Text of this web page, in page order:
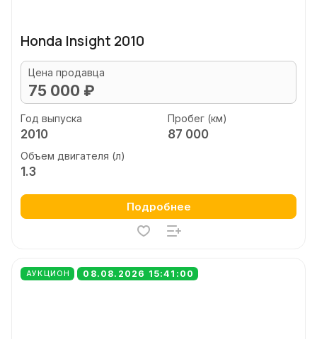
Honda Insight 2010
Цена продавца
75 000 ₽
Год выпуска
2010
Пробег (км)
87 000
Объем двигателя (л)
1.3
Подробнее
АУКЦИОН 08.08.2026 15:41:00